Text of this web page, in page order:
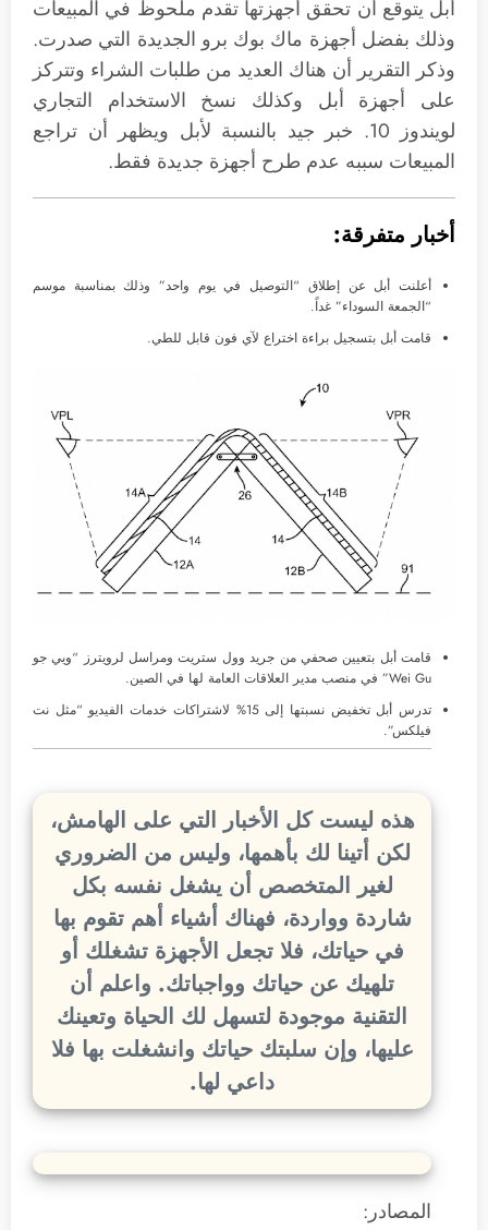
أبل يتوقع أن تحقق أجهزتها تقدم ملحوظ في المبيعات
وذلك بفضل أجهزة ماك بوك برو الجديدة التي صدرت.
وذكر التقرير أن هناك العديد من طلبات الشراء وتتركز
على أجهزة أبل وكذلك نسخ الاستخدام التجاري
لويندوز 10. خبر جيد بالنسبة لأبل ويظهر أن تراجع
المبيعات سببه عدم طرح أجهزة جديدة فقط.
أخبار متفرقة:
أعلنت أبل عن إطلاق “التوصيل في يوم واحد” وذلك بمناسبة موسم
“الجمعة السوداء” غداً.
قامت أبل بتسجيل براءة اختراع لآي فون قابل للطي.
قامت أبل بتعيين صحفي من جريد وول ستريت ومراسل لرويترز “ويي جو
Wei Gu” في منصب مدير العلاقات العامة لها في الصين.
تدرس أبل تخفيض نسبتها إلى 15% لاشتراكات خدمات الفيديو “مثل نت
فيلكس”.
هذه ليست كل الأخبار التي على الهامش،
لكن أتينا لك بأهمها، وليس من الضروري
لغير المتخصص أن يشغل نفسه بكل
شاردة وواردة، فهناك أشياء أهم تقوم بها
في حياتك، فلا تجعل الأجهزة تشغلك أو
تلهيك عن حياتك وواجباتك. واعلم أن
التقنية موجودة لتسهل لك الحياة وتعينك
عليها، وإن سلبتك حياتك وانشغلت بها فلا
داعي لها.
المصادر: